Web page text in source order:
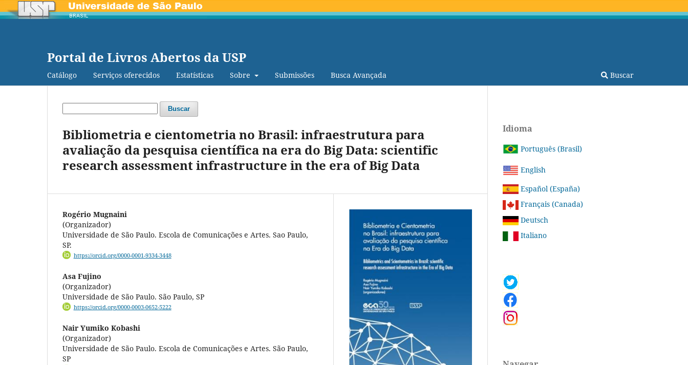
Portal de Livros Abertos da USP
Catálogo Serviços oferecidos Estatísticas Sobre Submissões Busca Avançada Buscar
Buscar
Bibliometria e cientometria no Brasil: infraestrutura para
avaliação da pesquisa científica na era do Big Data: scientific
research assessment infrastructure in the era of Big Data
Rogério Mugnaini
(Organizador)
Universidade de São Paulo. Escola de Comunicações e Artes. Sao Paulo,
SP.
https://orcid.org/0000-0001-9334-3448
Asa Fujino
(Organizador)
Universidade de São Paulo. São Paulo, SP
https://orcid.org/0000-0003-0652-5222
Nair Yumiko Kobashi
(Organizador)
Universidade de São Paulo. Escola de Comunicações e Artes. São Paulo,
SP
Idioma
Português (Brasil)
English
Español (España)
Français (Canada)
Deutsch
Italiano